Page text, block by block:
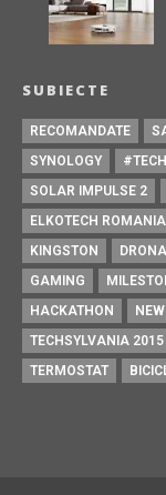
SUBIECTE
RECOMANDATE
SYNOLOGY
SOLAR IMPULSE 2
ELKOTECH ROMANIA
KINGSTON
DRONA
GAMING
HACKATHON
TECHSYLVANIA 2015
TERMOSTAT